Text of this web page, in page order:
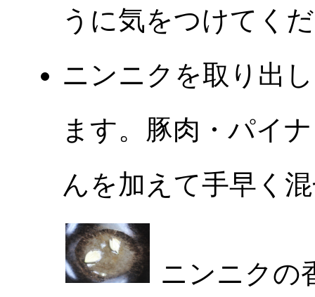
うに気をつけてく
ニンニクを取り出
ます。豚肉・パイ
んを加えて手早く
ニンニクの